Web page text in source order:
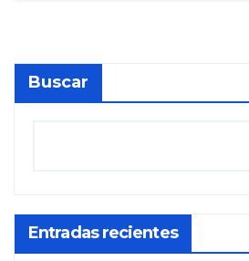
Buscar
Entradas recientes